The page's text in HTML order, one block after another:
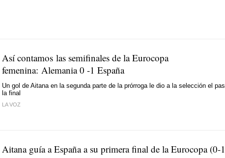
Así contamos las semifinales de la Eurocopa
femenina: Alemania 0 -1 España
Un gol de Aitana en la segunda parte de la prórroga le dio a la selección el
la final
LA VOZ
Aitana guía a España a su primera final de la Eurocopa (0-